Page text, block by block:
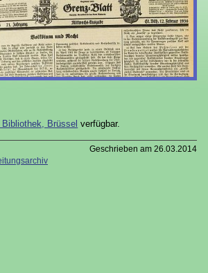
Bibliothek, Brüssel verfügbar.
Geschrieben am 26.03.2014